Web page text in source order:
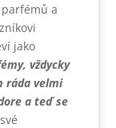
a
jako
vždycky
ráda velmi
a teď se